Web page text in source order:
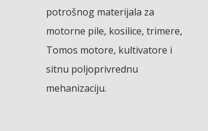
potrošnog materijala za
motorne pile, kosilice, trimere,
Tomos motore, kultivatore i
sitnu poljoprivrednu
mehanizaciju.